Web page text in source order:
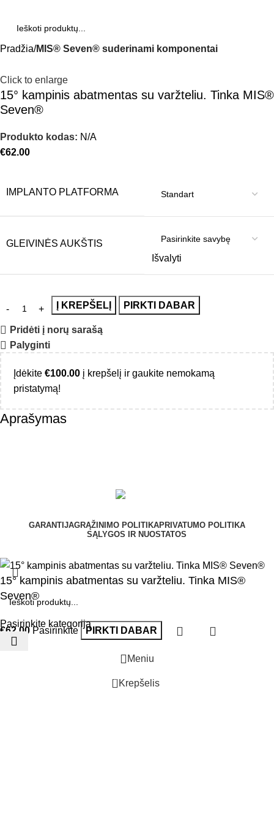
Pradžia MIS® Seven® suderinami komponentai
Click to enlarge
15° kampinis abatmentas su varžteliu. Tinka MIS®
Seven®
Produkto kodas: N/A
€62.00
IMPLANTO PLATFORMA
GLEIVINĖS AUKŠTIS
Išvalyti
Į KREPŠELĮ PIRKTI DABAR
Pridėti į norų sarašą
Palyginti
Įdėkite €100.00 į krepšelį ir gaukite nemokamą
pristatymą!
Aprašymas
GARANTIJAGRĄŽINIMO POLITIKAPRIVATUMO POLITIKA
SĄLYGOS IR NUOSTATOS
Pasirinkite kategoriją
15° kampinis abatmentas su varžteliu. Tinka MIS®
Seven®
€62.00 Pasirinkite PIRKTI DABAR
Meniu
0 Krepšelis